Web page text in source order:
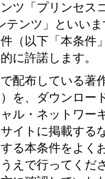
ツ「プリンセス
テンツ」といい
（以下「本条件
に許諾します。
配布している著
を、ダウンロー
ル・ネットワー
イトに掲載する
る本条件をよく
えで行ってくだ